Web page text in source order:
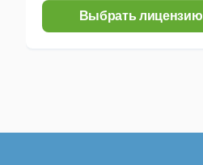
Выбрать лицензию